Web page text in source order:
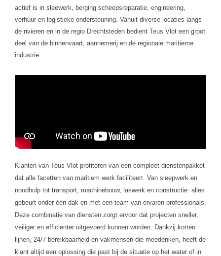
actief is in sleewerk, berging scheepsreparatie, engineering
verhuur en logistieke ondersteuning. Vanuit diverse locaties langs
de rivieren en in de regio Drechtsteden bedient Teus Vlot een groot
deel van de binnenvaart, aannemerij en de regionale maritieme
industrie.
Klanten van Teus Vlot profiteren van een compleet dienstenpakket
dat alle facetten van maritiem werk faciliteert . Van sleepwerk en
noodhulp tot transport, machinebouw, laswerk en constructie: alles
gebeurt onder één dak en met een team van ervaren professionals.
Deze combinatie van diensten zorgt ervoor dat projecten sneller,
veiliger en efficiënter uitgevoerd kunnen worden. Dankzij korten
lijnen, 24/7-bereikbaarheid en vakmensen die meedenken, heeft de
klant altijd een oplossing die past bij de situatie op het water of in